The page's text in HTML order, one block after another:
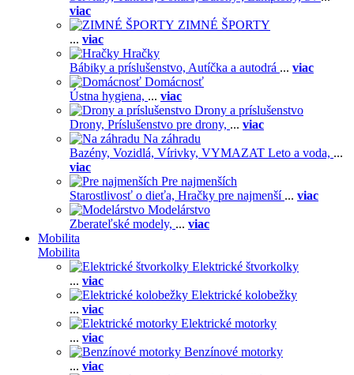
viac
ZIMNÉ ŠPORTY
... viac
Hračky
Bábiky a príslušenstvo, Autíčka a autodrá ... viac
Domácnosť
Ústna hygiena, ... viac
Drony a príslušenstvo
Drony, Príslušenstvo pre drony, ... viac
Na záhradu
Bazény, Vozidlá, Vírivky, VYMAZAT Leto a voda, ...
viac
Pre najmenších
Starostlivosť o dieťa, Hračky pre najmenší ... viac
Modelárstvo
Zberateľské modely, ... viac
Mobilita
Mobilita
Elektrické štvorkolky
... viac
Elektrické kolobežky
... viac
Elektrické motorky
... viac
Benzínové motorky
... viac